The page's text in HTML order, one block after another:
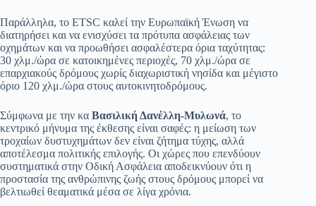
Παράλληλα, το ETSC καλεί την Ευρωπαϊκή Ένωση να
διατηρήσει και να ενισχύσει τα πρότυπα ασφάλειας των
οχημάτων και να προωθήσει ασφαλέστερα όρια ταχύτητας:
30 χλμ./ώρα σε κατοικημένες περιοχές, 70 χλμ./ώρα σε
επαρχιακούς δρόμους χωρίς διαχωριστική νησίδα και μέγιστο
όριο 120 χλμ./ώρα στους αυτοκινητοδρόμους.
Σύμφωνα με την κα Βασιλική Δανέλλη-Μυλωνά, το
κεντρικό μήνυμα της έκθεσης είναι σαφές: η μείωση των
τροχαίων δυστυχημάτων δεν είναι ζήτημα τύχης, αλλά
αποτέλεσμα πολιτικής επιλογής. Οι χώρες που επενδύουν
συστηματικά στην Οδική Ασφάλεια αποδεικνύουν ότι η
προστασία της ανθρώπινης ζωής στους δρόμους μπορεί να
βελτιωθεί θεαματικά μέσα σε λίγα χρόνια.